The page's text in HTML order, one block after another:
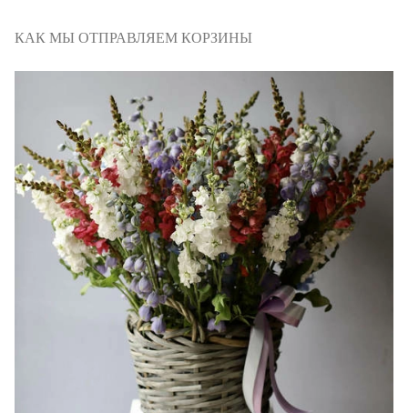
КАК МЫ ОТПРАВЛЯЕМ КОРЗИНЫ